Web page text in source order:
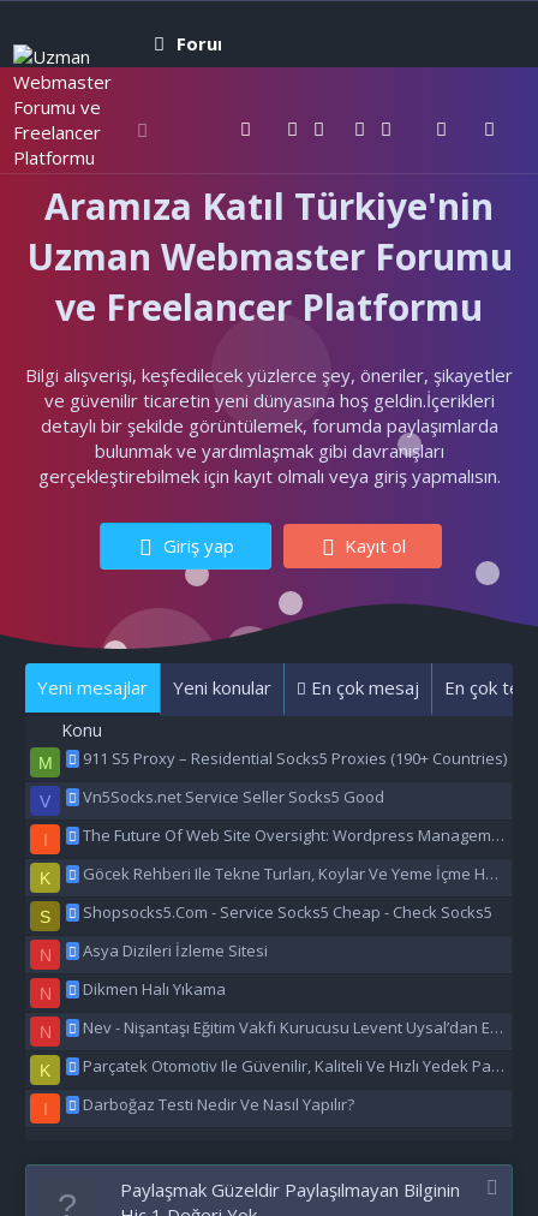
Forumlar
Aramıza Katıl Türkiye'nin
Uzman Webmaster Forumu
ve Freelancer Platformu
Bilgi alışverişi, keşfedilecek yüzlerce şey, öneriler, şikayetler
ve güvenilir ticaretin yeni dünyasına hoş geldin.İçerikleri
detaylı bir şekilde görüntülemek, forumda paylaşımlarda
bulunmak ve yardımlaşmak gibi davranışları
gerçekleştirebilmek için kayıt olmalı veya giriş yapmalısın.
Giriş yap Kayıt ol
Yeni mesajlar Yeni konular En çok mesaj En çok
Konu
M 911 S5 Proxy – Residential Socks5 Proxies (190+ Countries)
V Vn5Socks.net Service Seller Socks5 Good
I The Future Of Web Site Oversight: Wordpress Management Aı
K Göcek Rehberi Ile Tekne Turları, Koylar Ve Yeme İçme Hakkında Eşsiz Bilgiler
S Shopsocks5.Com - Service Socks5 Cheap - Check Socks5
N Asya Dizileri İzleme Sitesi
N Dikmen Halı Yıkama
N Nev - Nişantaşı Eğitim Vakfı Kurucusu Levent Uysal’dan Eğitime Büyük Destek
K Parçatek Otomotiv Ile Güvenilir, Kaliteli Ve Hızlı Yedek Parça Çözümleri
I Darboğaz Testi Nedir Ve Nasıl Yapılır?
Paylaşmak Güzeldir Paylaşılmayan Bilginin